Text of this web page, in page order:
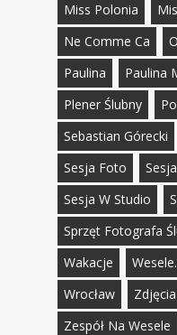
Miss Polonia
Ne Comme Ca
Paulina
Paulina
Plener Ślubny
Sebastian Górecki
Sesja Foto
Sesja W Studio
Sprzęt Fotografa
Wakacje
Wesele.
Wrocław
Zdjęcia
Zespół Na Wesele